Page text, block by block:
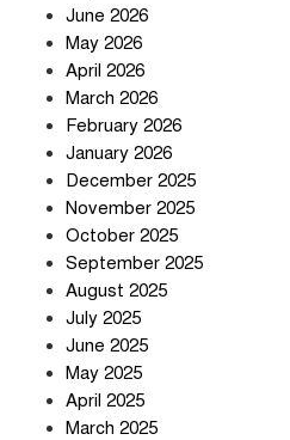
June 2026
May 2026
April 2026
March 2026
February 2026
January 2026
December 2025
November 2025
October 2025
September 2025
August 2025
July 2025
June 2025
May 2025
April 2025
March 2025